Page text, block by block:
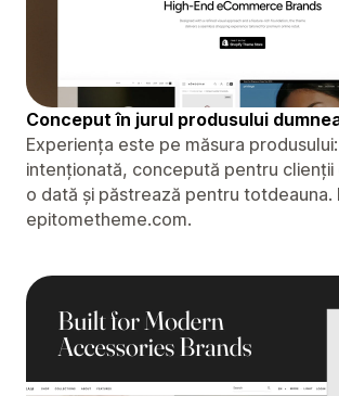
Conceput în jurul produsului
Experiența este pe măsura
intenționată, concepută pentru clienții
o dată și păstrează pentru totdeauna.
epitometheme.com.